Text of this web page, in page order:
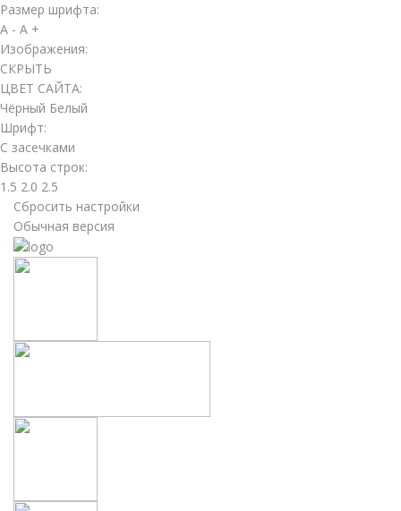
Размер шрифта:
A - A +
Изображения:
СКРЫТЬ
ЦВЕТ САЙТА:
Чёрный Белый
Шрифт:
С засечками
Высота строк:
1.5 2.0 2.5
Сбросить настройки
Обычная версия